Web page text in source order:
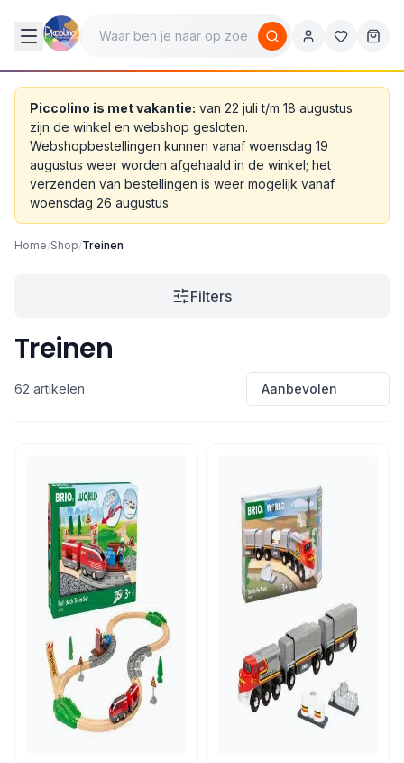
Piccolino is met vakantie: van 22 juli t/m 18 augustus
zijn de winkel en webshop gesloten.
Webshopbestellingen kunnen vanaf woensdag 19
augustus weer worden afgehaald in de winkel; het
verzenden van bestellingen is weer mogelijk vanaf
woensdag 26 augustus.
Home/Shop/Treinen
Filters
Treinen
62 artikelen